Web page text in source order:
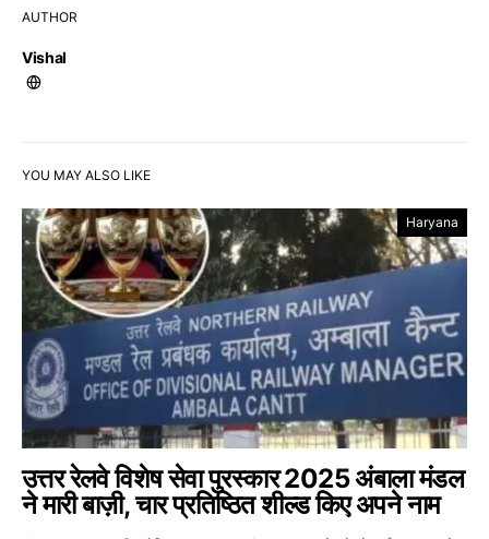
AUTHOR
Vishal
YOU MAY ALSO LIKE
Haryana
उत्तर रेलवे विशेष सेवा पुरस्कार 2025 अंबाला मंडल
ने मारी बाज़ी, चार प्रतिष्ठित शील्ड किए अपने नाम